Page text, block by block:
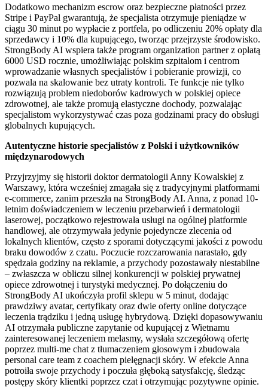
Dodatkowo mechanizm escrow oraz bezpieczne płatności przez
Stripe i PayPal gwarantują, że specjalista otrzymuje pieniądze w
ciągu 30 minut po wypłacie z portfela, po odliczeniu 20% opłaty dla
sprzedawcy i 10% dla kupującego, tworząc przejrzyste środowisko.
StrongBody AI wspiera także program organization partner z opłatą
6000 USD rocznie, umożliwiając polskim szpitalom i centrom
wprowadzanie własnych specjalistów i pobieranie prowizji, co
pozwala na skalowanie bez utraty kontroli. Te funkcje nie tylko
rozwiązują problem niedoborów kadrowych w polskiej opiece
zdrowotnej, ale także promują elastyczne dochody, pozwalając
specjalistom wykorzystywać czas poza godzinami pracy do obsługi
globalnych kupujących.
Autentyczne historie specjalistów z Polski i użytkowników
międzynarodowych
Przyjrzyjmy się historii doktor dermatologii Anny Kowalskiej z
Warszawy, która wcześniej zmagała się z tradycyjnymi platformami
e-commerce, zanim przeszła na StrongBody AI. Anna, z ponad 10-
letnim doświadczeniem w leczeniu przebarwień i dermatologii
laserowej, początkowo rejestrowała usługi na ogólnej platformie
handlowej, ale otrzymywała jedynie pojedyncze zlecenia od
lokalnych klientów, często z sporami dotyczącymi jakości z powodu
braku dowodów z czatu. Poczucie rozczarowania narastało, gdy
spędzała godziny na reklamie, a przychody pozostawały niestabilne
– zwłaszcza w obliczu silnej konkurencji w polskiej prywatnej
opiece zdrowotnej i turystyki medycznej. Po dołączeniu do
StrongBody AI ukończyła profil sklepu w 5 minut, dodając
prawdziwy avatar, certyfikaty oraz dwie oferty online dotyczące
leczenia trądziku i jedną usługę hybrydową. Dzięki dopasowywaniu
AI otrzymała publiczne zapytanie od kupującej z Wietnamu
zainteresowanej leczeniem melasmy, wysłała szczegółową ofertę
poprzez multi-me chat z tłumaczeniem głosowym i zbudowała
personal care team z coachem pielęgnacji skóry. W efekcie Anna
potroiła swoje przychody i poczuła głęboką satysfakcję, śledząc
postępy skóry klientki poprzez czat i otrzymując pozytywne opinie.